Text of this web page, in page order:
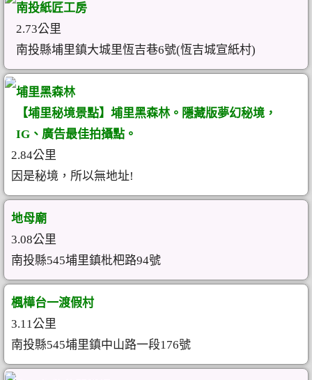
南投紙匠工房
2.73公里
南投縣埔里鎮大城里恆吉巷6號(恆吉城宣紙村)
埔里黑森林
【埔里秘境景點】埔里黑森林。隱藏版夢幻秘境，
IG、廣告最佳拍攝點。
2.84公里
因是秘境，所以無地址!
地母廟
3.08公里
南投縣545埔里鎮枇杷路94號
楓樺台一渡假村
3.11公里
南投縣545埔里鎮中山路一段176號